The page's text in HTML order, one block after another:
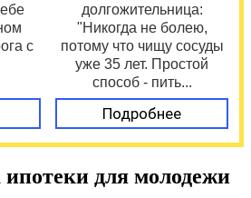
с
долгожительница:
"Никогда не болею,
потому что чищу сосуды
уже 35 лет. Простой
способ - пить...
Подробнее
для молодежи